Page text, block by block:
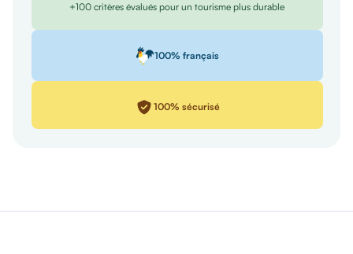
+100 critères évalués pour un tourisme plus durable
100% français
100% sécurisé